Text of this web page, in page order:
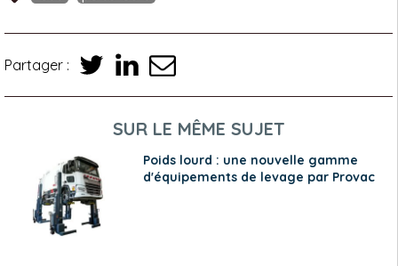
Partager :
SUR LE MÊME SUJET
Poids lourd : une nouvelle gamme
d'équipements de levage par Provac